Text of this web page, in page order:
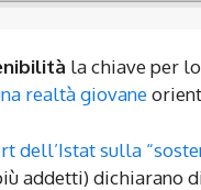
la chiave per
realtà giovane
dell’Istat sulla
addetti) dichiarano